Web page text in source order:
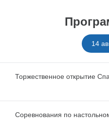
14
Торжественное открытие
Соревнования по